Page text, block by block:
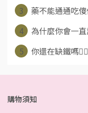
3
藥不能通通吃
4
為什麼你會一
5
你還在缺鐵嗎
購物須知